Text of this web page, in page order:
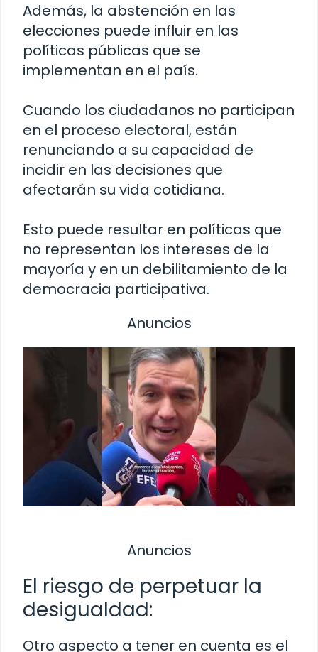
Además, la abstención en las
elecciones puede influir en las
políticas públicas que se
implementan en el país.
Cuando los ciudadanos no participan
en el proceso electoral, están
renunciando a su capacidad de
incidir en las decisiones que
afectarán su vida cotidiana.
Esto puede resultar en políticas que
no representan los intereses de la
mayoría y en un debilitamiento de la
democracia participativa.
Anuncios
Anuncios
El riesgo de perpetuar la
desigualdad:
Otro aspecto a tener en cuenta es el